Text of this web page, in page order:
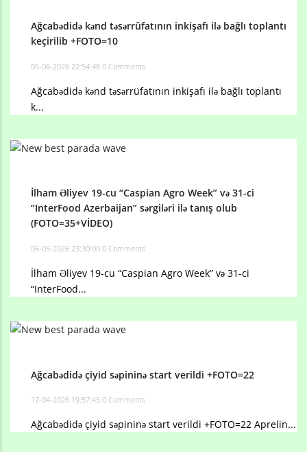
Ağcabədidə kənd təsərrüfatının inkişafı ilə bağlı toplantı
keçirilib +FOTO=10
05-06-2026 22:54:48 0 Comments
Ağcabədidə kənd təsərrüfatının inkişafı ilə bağlı toplantı
k...
İlham Əliyev 19-cu “Caspian Agro Week” və 31-ci
“InterFood Azerbaijan” sərgiləri ilə tanış olub
(FOTO=35+VİDEO)
06-05-2026 23:30:00 0 Comments
İlham Əliyev 19-cu “Caspian Agro Week” və 31-ci
“InterFood...
Ağcabədidə çiyid səpininə start verildi +FOTO=22
17-04-2026 19:57:45 0 Comments
Ağcabədidə çiyid səpininə start verildi +FOTO=22 Aprelin...